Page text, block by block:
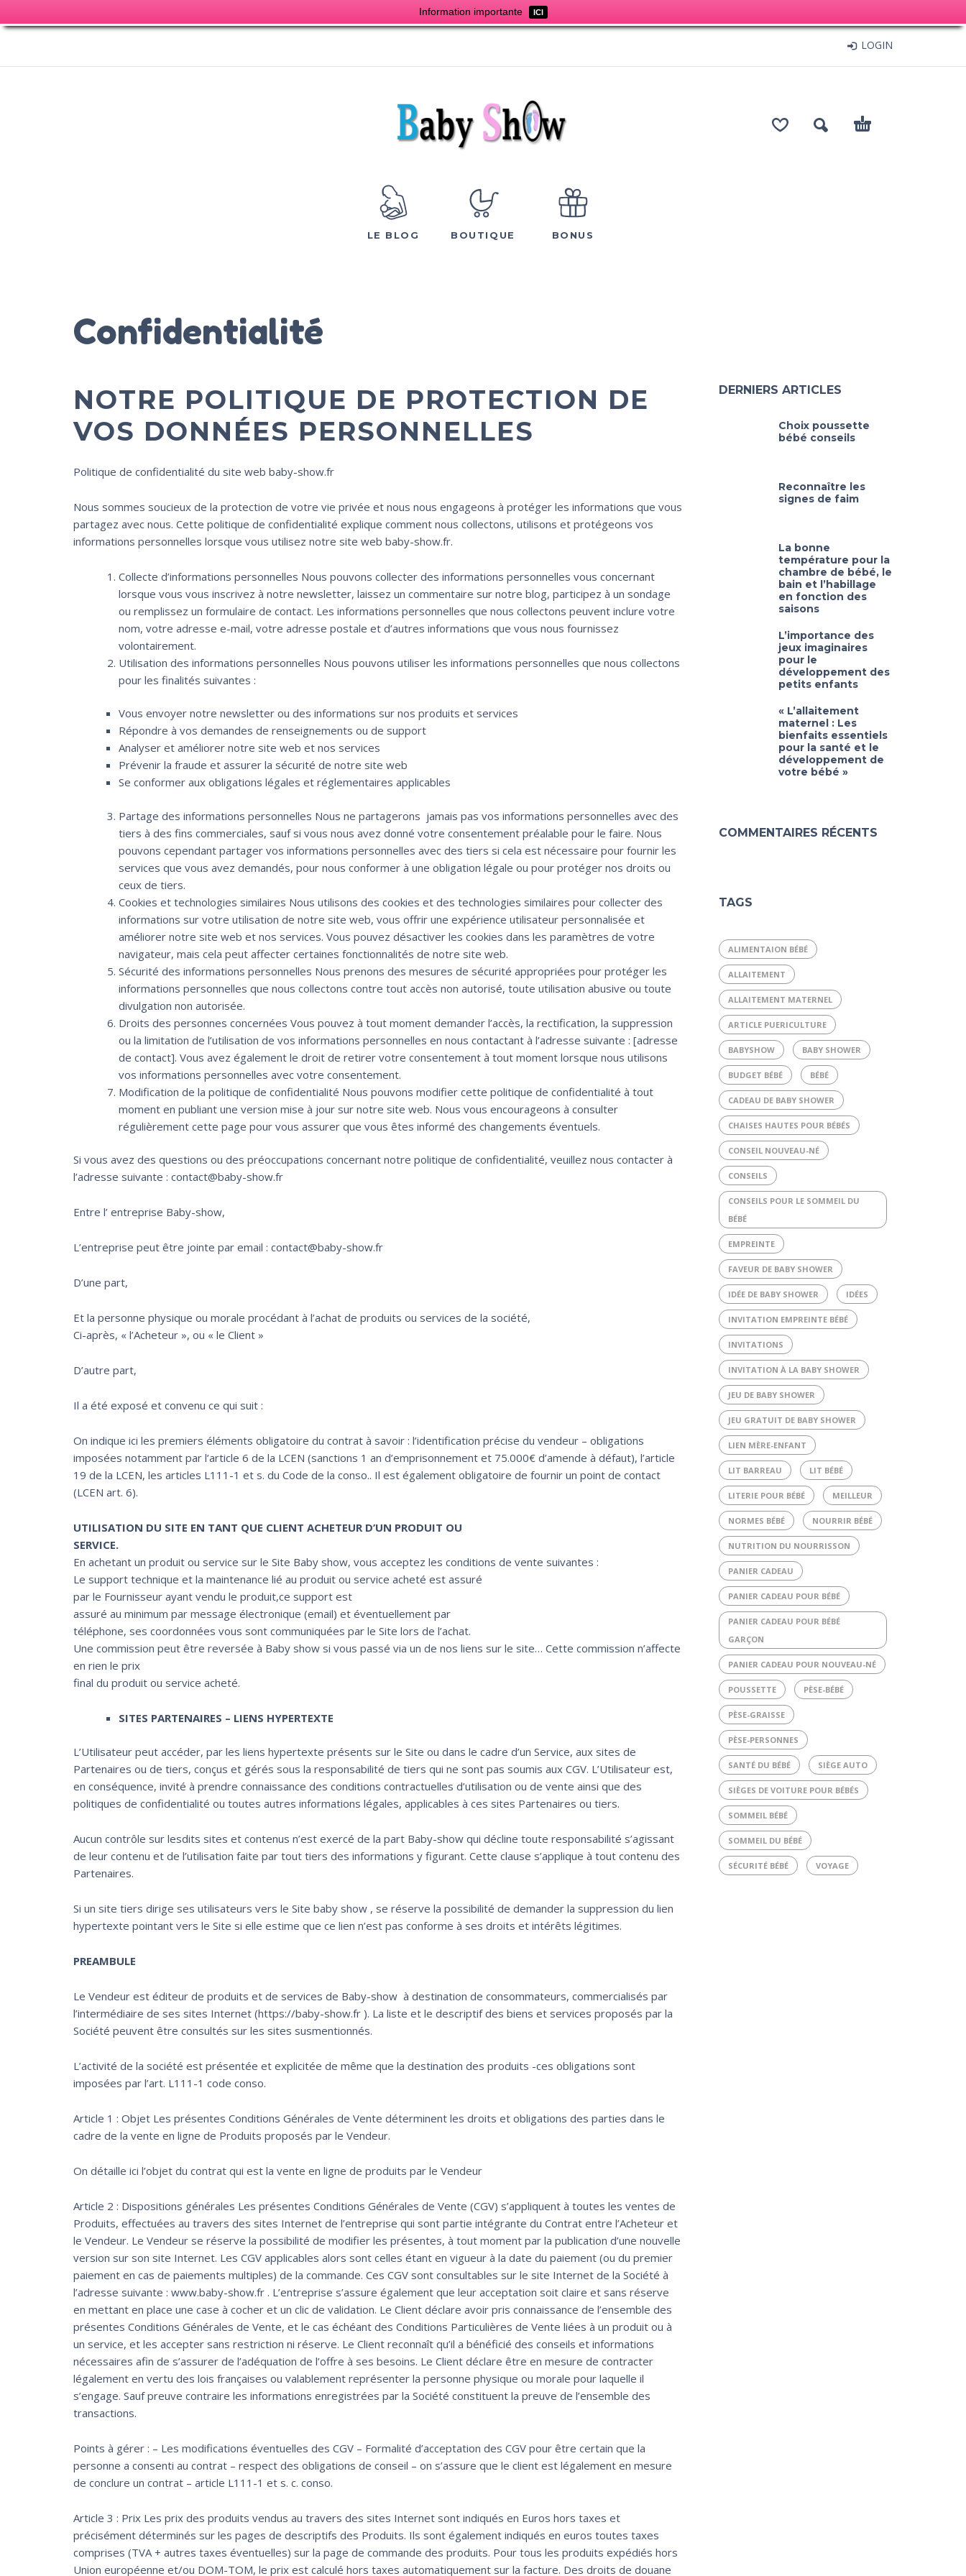
Information importante ICI
LOGIN
LE BLOG BOUTIQUE BONUS
Confidentialité
NOTRE POLITIQUE DE PROTECTION DE
VOS DONNÉES PERSONNELLES
Politique de confidentialité du site web baby-show.fr
Nous sommes soucieux de la protection de votre vie privée et nous nous engageons à protéger les informations que vous
partagez avec nous. Cette politique de confidentialité explique comment nous collectons, utilisons et protégeons vos
informations personnelles lorsque vous utilisez notre site web baby-show.fr.
Collecte d’informations personnelles Nous pouvons collecter des informations personnelles vous concernant
lorsque vous vous inscrivez à notre newsletter, laissez un commentaire sur notre blog, participez à un sondage
ou remplissez un formulaire de contact. Les informations personnelles que nous collectons peuvent inclure votre
nom, votre adresse e-mail, votre adresse postale et d’autres informations que vous nous fournissez
volontairement.
Utilisation des informations personnelles Nous pouvons utiliser les informations personnelles que nous collectons
pour les finalités suivantes :
Vous envoyer notre newsletter ou des informations sur nos produits et services
Répondre à vos demandes de renseignements ou de support
Analyser et améliorer notre site web et nos services
Prévenir la fraude et assurer la sécurité de notre site web
Se conformer aux obligations légales et réglementaires applicables
Partage des informations personnelles Nous ne partagerons jamais pas vos informations personnelles avec des
tiers à des fins commerciales, sauf si vous nous avez donné votre consentement préalable pour le faire. Nous
pouvons cependant partager vos informations personnelles avec des tiers si cela est nécessaire pour fournir les
services que vous avez demandés, pour nous conformer à une obligation légale ou pour protéger nos droits ou
ceux de tiers.
Cookies et technologies similaires Nous utilisons des cookies et des technologies similaires pour collecter des
informations sur votre utilisation de notre site web, vous offrir une expérience utilisateur personnalisée et
améliorer notre site web et nos services. Vous pouvez désactiver les cookies dans les paramètres de votre
navigateur, mais cela peut affecter certaines fonctionnalités de notre site web.
Sécurité des informations personnelles Nous prenons des mesures de sécurité appropriées pour protéger les
informations personnelles que nous collectons contre tout accès non autorisé, toute utilisation abusive ou toute
divulgation non autorisée.
Droits des personnes concernées Vous pouvez à tout moment demander l’accès, la rectification, la suppression
ou la limitation de l’utilisation de vos informations personnelles en nous contactant à l’adresse suivante : [adresse
de contact]. Vous avez également le droit de retirer votre consentement à tout moment lorsque nous utilisons
vos informations personnelles avec votre consentement.
Modification de la politique de confidentialité Nous pouvons modifier cette politique de confidentialité à tout
moment en publiant une version mise à jour sur notre site web. Nous vous encourageons à consulter
régulièrement cette page pour vous assurer que vous êtes informé des changements éventuels.
Si vous avez des questions ou des préoccupations concernant notre politique de confidentialité, veuillez nous contacter à
l’adresse suivante : contact@baby-show.fr
Entre l’ entreprise Baby-show,
L’entreprise peut être jointe par email : contact@baby-show.fr
D’une part,
Et la personne physique ou morale procédant à l’achat de produits ou services de la société,
Ci-après, « l’Acheteur », ou « le Client »
D’autre part,
Il a été exposé et convenu ce qui suit :
On indique ici les premiers éléments obligatoire du contrat à savoir : l’identification précise du vendeur – obligations
imposées notamment par l’article 6 de la LCEN (sanctions 1 an d’emprisonnement et 75.000€ d’amende à défaut), l’article
19 de la LCEN, les articles L111-1 et s. du Code de la conso.. Il est également obligatoire de fournir un point de contact
(LCEN art. 6).
UTILISATION DU SITE EN TANT QUE CLIENT ACHETEUR D’UN PRODUIT OU
SERVICE.
En achetant un produit ou service sur le Site Baby show, vous acceptez les conditions de vente suivantes :
Le support technique et la maintenance lié au produit ou service acheté est assuré
par le Fournisseur ayant vendu le produit,ce support est
assuré au minimum par message électronique (email) et éventuellement par
téléphone, ses coordonnées vous sont communiquées par le Site lors de l’achat.
Une commission peut être reversée à Baby show si vous passé via un de nos liens sur le site… Cette commission n’affecte
en rien le prix
final du produit ou service acheté.
SITES PARTENAIRES – LIENS HYPERTEXTE
L’Utilisateur peut accéder, par les liens hypertexte présents sur le Site ou dans le cadre d’un Service, aux sites de
Partenaires ou de tiers, conçus et gérés sous la responsabilité de tiers qui ne sont pas soumis aux CGV. L’Utilisateur est,
en conséquence, invité à prendre connaissance des conditions contractuelles d’utilisation ou de vente ainsi que des
politiques de confidentialité ou toutes autres informations légales, applicables à ces sites Partenaires ou tiers.
Aucun contrôle sur lesdits sites et contenus n’est exercé de la part Baby-show qui décline toute responsabilité s’agissant
de leur contenu et de l’utilisation faite par tout tiers des informations y figurant. Cette clause s’applique à tout contenu des
Partenaires.
Si un site tiers dirige ses utilisateurs vers le Site baby show , se réserve la possibilité de demander la suppression du lien
hypertexte pointant vers le Site si elle estime que ce lien n’est pas conforme à ses droits et intérêts légitimes.
PREAMBULE
Le Vendeur est éditeur de produits et de services de Baby-show à destination de consommateurs, commercialisés par
l’intermédiaire de ses sites Internet (https://baby-show.fr ). La liste et le descriptif des biens et services proposés par la
Société peuvent être consultés sur les sites susmentionnés.
L’activité de la société est présentée et explicitée de même que la destination des produits -ces obligations sont
imposées par l’art. L111-1 code conso.
Article 1 : Objet Les présentes Conditions Générales de Vente déterminent les droits et obligations des parties dans le
cadre de la vente en ligne de Produits proposés par le Vendeur.
On détaille ici l’objet du contrat qui est la vente en ligne de produits par le Vendeur
Article 2 : Dispositions générales Les présentes Conditions Générales de Vente (CGV) s’appliquent à toutes les ventes de
Produits, effectuées au travers des sites Internet de l’entreprise qui sont partie intégrante du Contrat entre l’Acheteur et
le Vendeur. Le Vendeur se réserve la possibilité de modifier les présentes, à tout moment par la publication d’une nouvelle
version sur son site Internet. Les CGV applicables alors sont celles étant en vigueur à la date du paiement (ou du premier
paiement en cas de paiements multiples) de la commande. Ces CGV sont consultables sur le site Internet de la Société à
l’adresse suivante : www.baby-show.fr . L’entreprise s’assure également que leur acceptation soit claire et sans réserve
en mettant en place une case à cocher et un clic de validation. Le Client déclare avoir pris connaissance de l’ensemble des
présentes Conditions Générales de Vente, et le cas échéant des Conditions Particulières de Vente liées à un produit ou à
un service, et les accepter sans restriction ni réserve. Le Client reconnaît qu’il a bénéficié des conseils et informations
nécessaires afin de s’assurer de l’adéquation de l’offre à ses besoins. Le Client déclare être en mesure de contracter
légalement en vertu des lois françaises ou valablement représenter la personne physique ou morale pour laquelle il
s’engage. Sauf preuve contraire les informations enregistrées par la Société constituent la preuve de l’ensemble des
transactions.
Points à gérer : – Les modifications éventuelles des CGV – Formalité d’acceptation des CGV pour être certain que la
personne a consenti au contrat – respect des obligations de conseil – on s’assure que le client est légalement en mesure
de conclure un contrat – article L111-1 et s. c. conso.
Article 3 : Prix Les prix des produits vendus au travers des sites Internet sont indiqués en Euros hors taxes et
précisément déterminés sur les pages de descriptifs des Produits. Ils sont également indiqués en euros toutes taxes
comprises (TVA + autres taxes éventuelles) sur la page de commande des produits. Pour tous les produits expédiés hors
Union européenne et/ou DOM-TOM, le prix est calculé hors taxes automatiquement sur la facture. Des droits de douane
DERNIERS ARTICLES
Choix poussette
bébé conseils
Reconnaître les
signes de faim
La bonne
température pour la
chambre de bébé, le
bain et l’habillage
en fonction des
saisons
L’importance des
jeux imaginaires
pour le
développement des
petits enfants
« L’allaitement
maternel : Les
bienfaits essentiels
pour la santé et le
développement de
votre bébé »
COMMENTAIRES RÉCENTS
TAGS
ALIMENTAION BÉBÉ
ALLAITEMENT
ALLAITEMENT MATERNEL
ARTICLE PUERICULTURE
BABYSHOW BABY SHOWER
BUDGET BÉBÉ BÉBÉ
CADEAU DE BABY SHOWER
CHAISES HAUTES POUR BÉBÉS
CONSEIL NOUVEAU-NÉ
CONSEILS
CONSEILS POUR LE SOMMEIL DU
BÉBÉ
EMPREINTE
FAVEUR DE BABY SHOWER
IDÉE DE BABY SHOWER IDÉES
INVITATION EMPREINTE BÉBÉ
INVITATIONS
INVITATION À LA BABY SHOWER
JEU DE BABY SHOWER
JEU GRATUIT DE BABY SHOWER
LIEN MÈRE-ENFANT
LIT BARREAU LIT BÉBÉ
LITERIE POUR BÉBÉ MEILLEUR
NORMES BÉBÉ NOURRIR BÉBÉ
NUTRITION DU NOURRISSON
PANIER CADEAU
PANIER CADEAU POUR BÉBÉ
PANIER CADEAU POUR BÉBÉ
GARÇON
PANIER CADEAU POUR NOUVEAU-NÉ
POUSSETTE PÈSE-BÉBÉ
PÈSE-GRAISSE
PÈSE-PERSONNES
SANTÉ DU BÉBÉ SIÈGE AUTO
SIÈGES DE VOITURE POUR BÉBÉS
SOMMEIL BÉBÉ
SOMMEIL DU BÉBÉ
SÉCURITÉ BÉBÉ VOYAGE